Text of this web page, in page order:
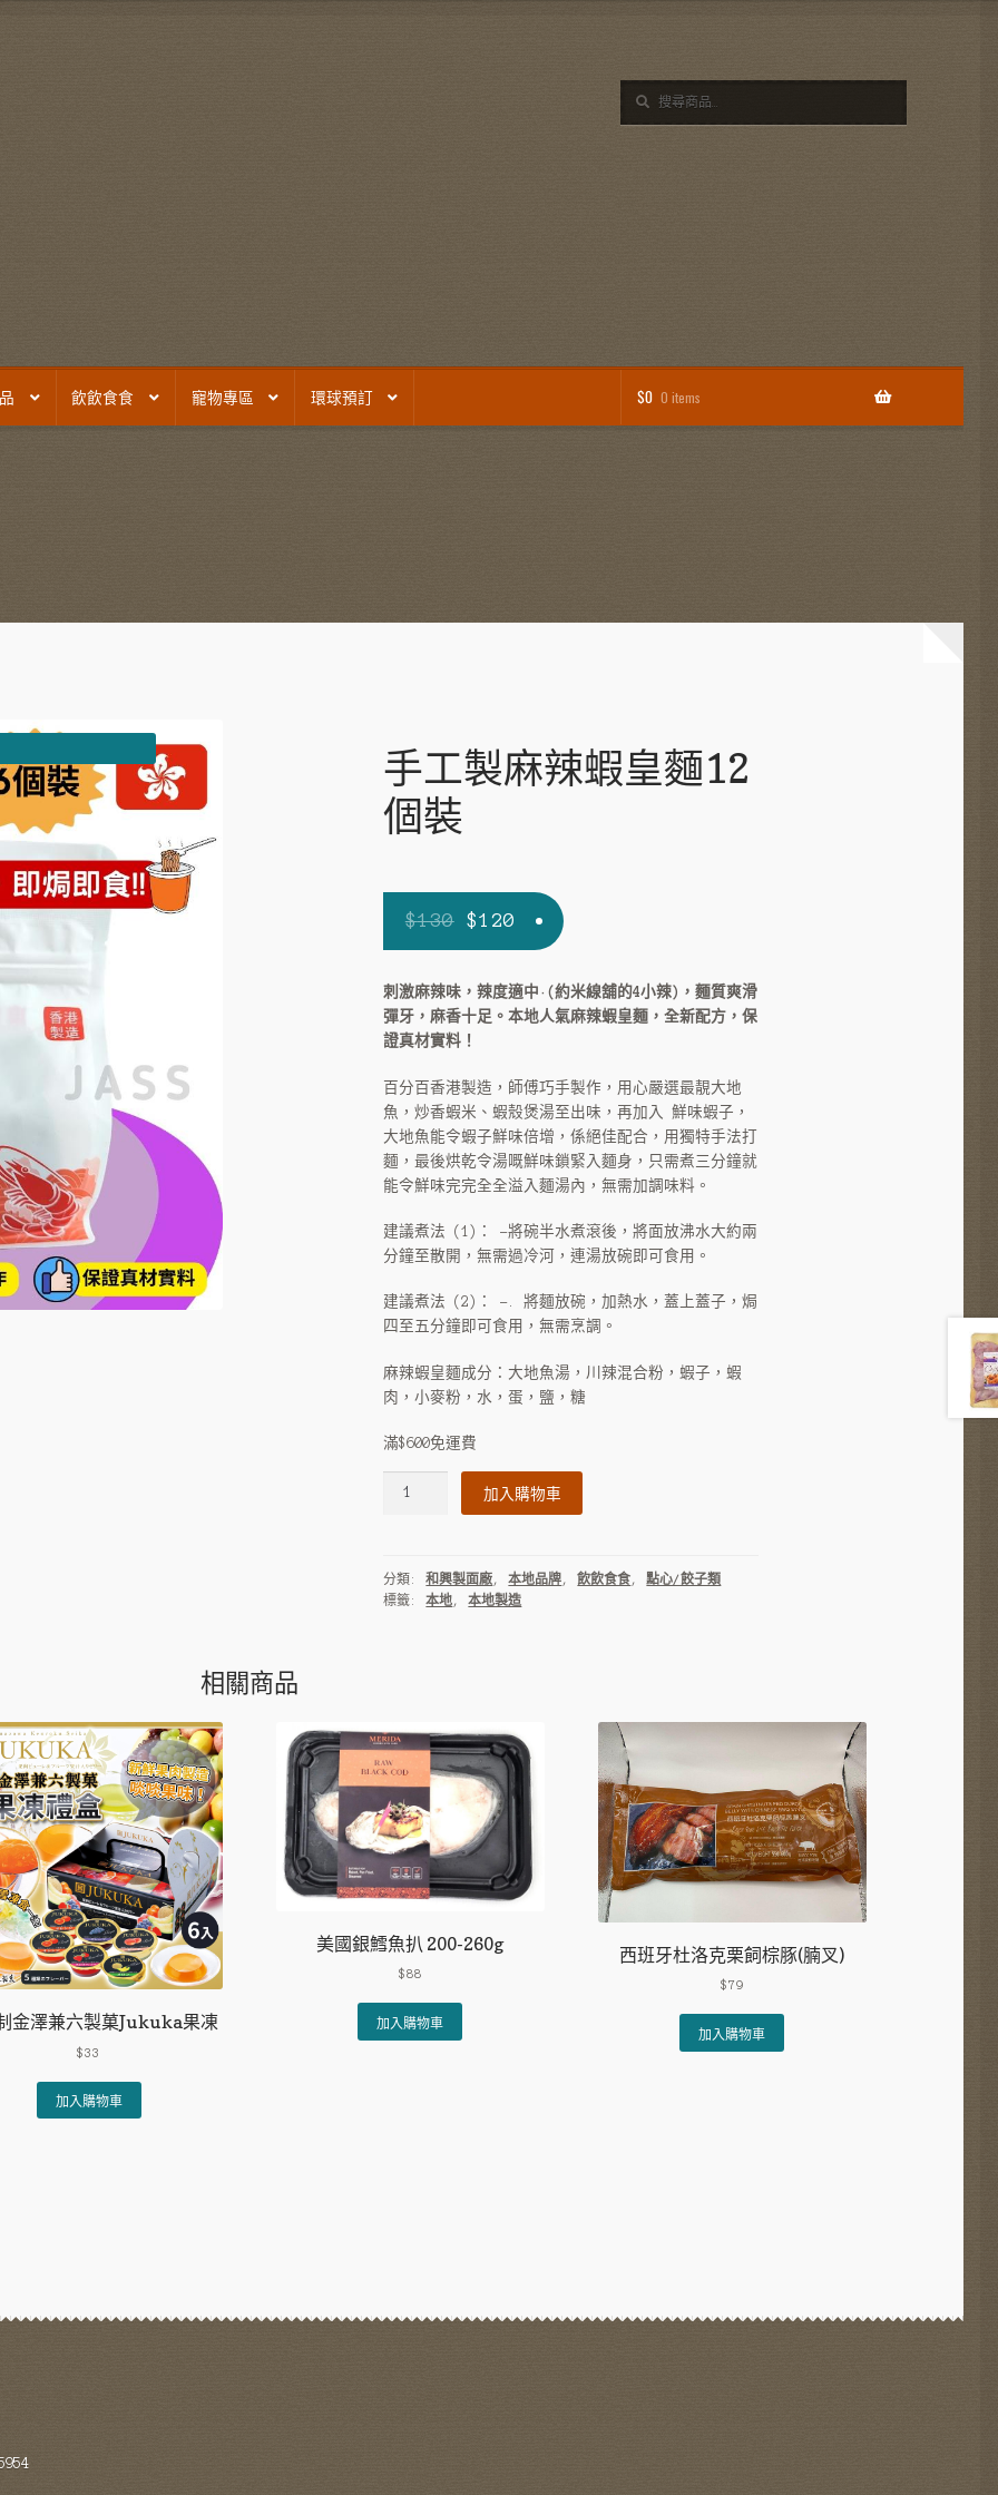
飲飲食食 寵物專區 環球預訂 $0 0 items
手工製麻辣蝦皇麵12
個裝
$130 Original
price
was:
$130.
$120 Current
price
is:
$120.
刺激麻辣味，辣度適中·(約米線舖的4小辣)，麵質爽滑
彈牙，麻香十足。本地人氣麻辣蝦皇麵，全新配方，保
證真材實料！
百分百香港製造，師傅巧手製作，用心嚴選最靚大地
魚，炒香蝦米、蝦殼煲湯至出味，再加入 鮮味蝦子，
大地魚能令蝦子鮮味倍增，係絕佳配合，用獨特手法打
麵，最後烘乾令湯嘅鮮味鎖緊入麵身，只需煮三分鐘就
能令鮮味完完全全溢入麵湯內，無需加調味料。
建議煮法 (1)： -將碗半水煮滾後，將面放沸水大約兩
分鐘至散開，無需過冷河，連湯放碗即可食用。
建議煮法 (2)： -. 將麵放碗，加熱水，蓋上蓋子，焗
四至五分鐘即可食用，無需烹調。
麻辣蝦皇麵成分：大地魚湯，川辣混合粉，蝦子，蝦
肉，小麥粉，水，蛋，鹽，糖
滿$600免運費
辣
蝦
數
量
加入購物車
分類:和興製面廠,本地品牌,飲飲食食,點心/餃子類
標籤:本地,本地製造
相關商品
金澤兼六製菓Jukuka果凍
$33
加入購物車
美國銀鱈魚扒 200-260g
$88
加入購物車
西班牙杜洛克栗飼棕豚(腩叉)
$79
加入購物車